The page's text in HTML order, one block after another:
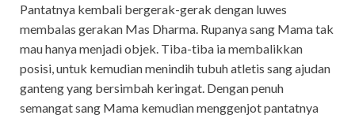
Pantatnya kembali bergerak-gerak dengan luwes
membalas gerakan Mas Dharma. Rupanya sang Mama tak
mau hanya menjadi objek. Tiba-tiba ia membalikkan
posisi, untuk kemudian menindih tubuh atletis sang ajudan
ganteng yang bersimbah keringat. Dengan penuh
semangat sang Mama kemudian menggenjot pantatnya